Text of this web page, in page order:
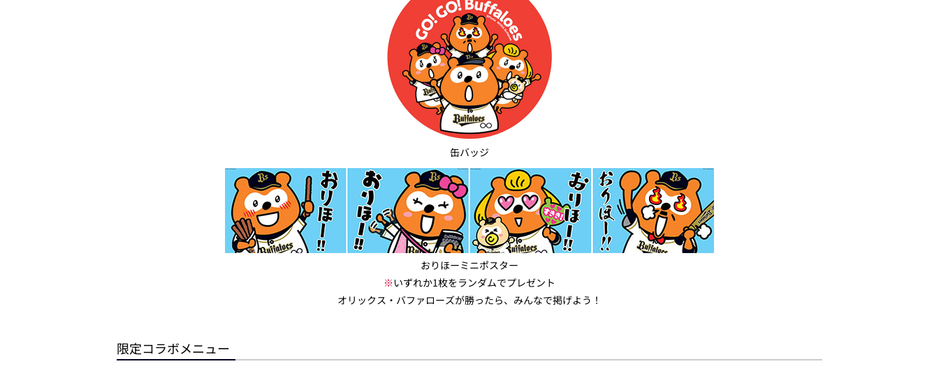
缶バッジ
おりほーミニポスター
※いずれか1枚をランダムでプレゼント
オリックス・バファローズが勝ったら、みんなで掲げよう！
限定コラボメニュー